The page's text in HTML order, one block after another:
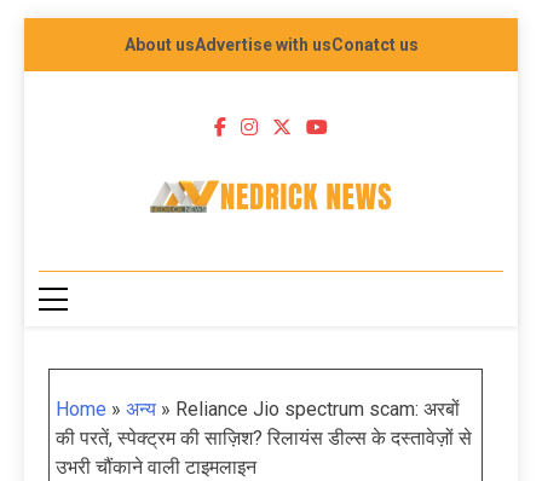
About usAdvertise with usConatct us
NEDRICK NEWS
Home » अन्य » Reliance Jio spectrum scam: अरबों
की परतें, स्पेक्ट्रम की साज़िश? रिलायंस डील्स के दस्तावेज़ों से
उभरी चौंकाने वाली टाइमलाइन